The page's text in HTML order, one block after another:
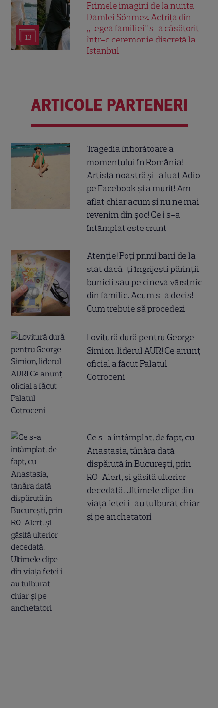
13
Primele imagini de la nunta
Damlei Sönmez. Actrița din
„Legea familiei” s-a căsătorit
într-o ceremonie discretă la
Istanbul
ARTICOLE PARTENERI
Tragedia înfiorătoare a
momentului în România!
Artista noastră și-a luat Adio
pe Facebook și a murit! Am
aflat chiar acum și nu ne mai
revenim din șoc! Ce i s-a
întâmplat este crunt
Atenție! Poți primi bani de la
stat dacă-ți îngrijești părinții,
bunicii sau pe cineva vârstnic
din familie. Acum s-a decis!
Cum trebuie să procedezi
Lovitură dură pentru George
Simion, liderul AUR! Ce anunț
oficial a făcut Palatul
Cotroceni
Ce s-a întâmplat, de fapt, cu
Anastasia, tânăra dată
dispărută în București, prin
RO-Alert, și găsită ulterior
decedată. Ultimele clipe din
viața fetei i-au tulburat chiar
și pe anchetatori